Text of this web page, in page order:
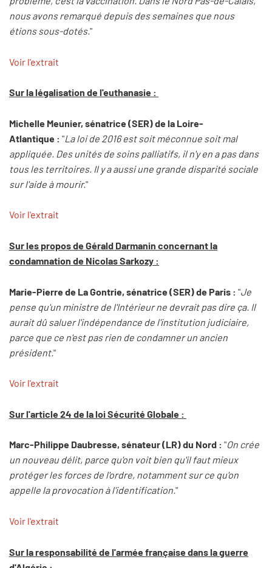
nous avons remarqué depuis des semaines que nous
étions sous-dotés."
Voir l'extrait
Sur la légalisation de l'euthanasie :
Michelle Meunier, sénatrice (SER) de la Loire-
Atlantique : "La loi de 2016 est soit méconnue soit mal
appliquée. Des unités de soins palliatifs, il n'y en a pas dans
tous les territoires. Il y a aussi une grande disparité sociale
sur l'aide à mourir."
Voir l'extrait
Sur les propos de Gérald Darmanin concernant la
condamnation de Nicolas Sarkozy :
Marie-Pierre de La Gontrie, sénatrice (SER) de Paris : "Je
pense qu'un ministre de l'Intérieur ne devrait pas dire ça. Il
aurait dû saluer l'indépendance de l'institution judiciaire,
parce que ce n'est pas rien de condamner un ancien
président."
Voir l'extrait
Sur l'article 24 de la loi Sécurité Globale :
Marc-Philippe Daubresse, sénateur (LR) du Nord : "On crée
un nouveau délit, parce qu'on voit bien qu'il faut mieux
protéger les forces de l'ordre, notamment sur ce qu'on
appelle la provocation à l'identification."
Voir l'extrait
Sur la responsabilité de l'armée française dans la guerre